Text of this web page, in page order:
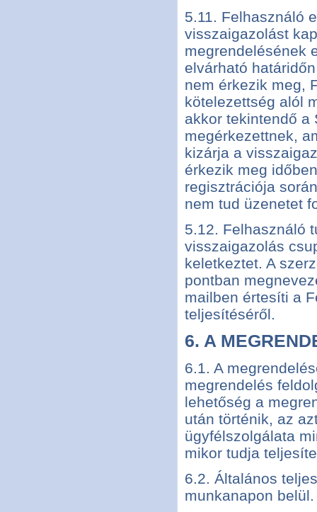
5.11. Felhasználó
visszaigazolást
megrendelésének
elvárható
nem érkezik meg,
kötelezettség alól
akkor tekintendő a
megérkezettnek,
kizárja a
érkezik meg
regisztrációja
nem tud üzenetet
5.12. Felhasználó
visszaigazolás
keletkeztet. A
pontban
mailben értesíti a
teljesítéséről.
6. A
6.1. A
megrendelés
lehetőség a
után történik, az
ügyfélszolgálata
mikor tudja
6.2. Általános
munkanapon belül.